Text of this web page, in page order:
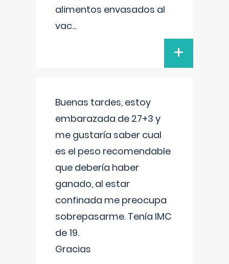
alimentos envasados al
vac...
+
Buenas tardes, estoy
embarazada de 27+3 y
me gustaría saber cual
es el peso recomendable
que debería haber
ganado, al estar
confinada me preocupa
sobrepasarme. Tenía IMC
de 19.
Gracias